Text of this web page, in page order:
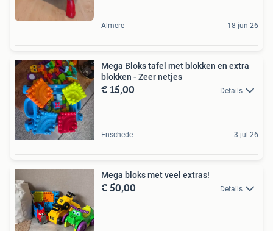
Almere 18 jun 26
Mega Bloks tafel met blokken en extra
blokken - Zeer netjes
€ 15,00 Details
Enschede 3 jul 26
Mega bloks met veel extras!
€ 50,00 Details